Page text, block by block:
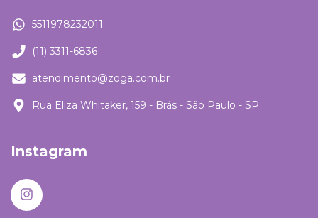
5511978232011
(11) 3311-6836
atendimento@zoga.com.br
Rua Eliza Whitaker, 159 - Brás - São Paulo - SP
Instagram